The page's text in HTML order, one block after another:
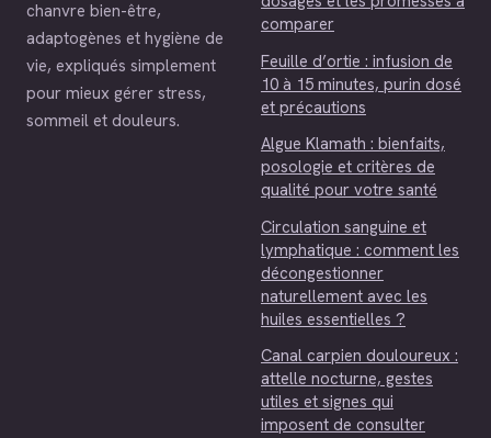
chanvre bien-être,
adaptogènes et hygiène de
vie, expliqués simplement
pour mieux gérer stress,
sommeil et douleurs.
comparer
Feuille d’ortie : infusion de
10 à 15 minutes, purin dosé
et précautions
Algue Klamath : bienfaits,
posologie et critères de
qualité pour votre santé
Circulation sanguine et
lymphatique : comment les
décongestionner
naturellement avec les
huiles essentielles ?
Canal carpien douloureux :
attelle nocturne, gestes
utiles et signes qui
imposent de consulter